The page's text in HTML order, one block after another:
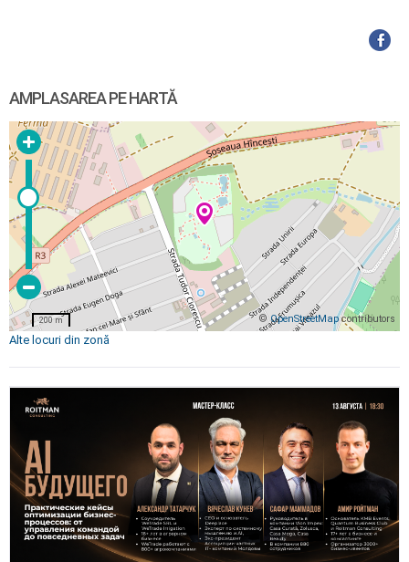
AMPLASAREA PE HARTĂ
©OpenStreetMapcontributors
200 m
Alte locuri din zonă